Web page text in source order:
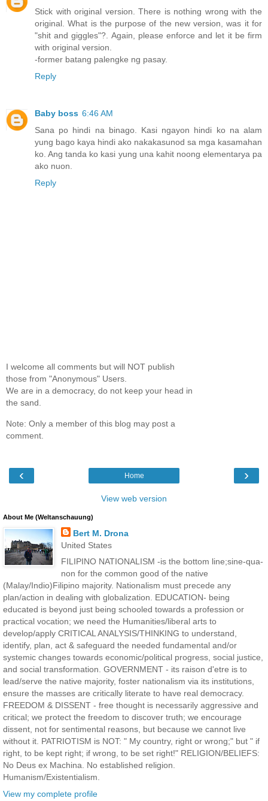
Stick with original version. There is nothing wrong with the
original. What is the purpose of the new version, was it for
"shit and giggles"?. Again, please enforce and let it be firm
with original version.
-former batang palengke ng pasay.
Reply
Baby boss 6:46 AM
Sana po hindi na binago. Kasi ngayon hindi ko na alam
yung bago kaya hindi ako nakakasunod sa mga kasamahan
ko. Ang tanda ko kasi yung una kahit noong elementarya pa
ako nuon.
Reply
I welcome all comments but will NOT publish
those from "Anonymous" Users.
We are in a democracy, do not keep your head in
the sand.
Note: Only a member of this blog may post a
comment.
‹ ›
Home
View web version
About Me (Weltanschauung)
Bert M. Drona
United States
FILIPINO NATIONALISM -is the bottom line;sine-qua-
non for the common good of the native
(Malay/Indio)Filipino majority. Nationalism must precede any
plan/action in dealing with globalization. EDUCATION- being
educated is beyond just being schooled towards a profession or
practical vocation; we need the Humanities/liberal arts to
develop/apply CRITICAL ANALYSIS/THINKING to understand,
identify, plan, act & safeguard the needed fundamental and/or
systemic changes towards economic/political progress, social justice,
and social transformation. GOVERNMENT - its raison d'etre is to
lead/serve the native majority, foster nationalism via its institutions,
ensure the masses are critically literate to have real democracy.
FREEDOM & DISSENT - free thought is necessarily aggressive and
critical; we protect the freedom to discover truth; we encourage
dissent, not for sentimental reasons, but because we cannot live
without it. PATRIOTISM is NOT: " My country, right or wrong;" but " if
right, to be kept right; if wrong, to be set right!" RELIGION/BELIEFS:
No Deus ex Machina. No established religion.
Humanism/Existentialism.
View my complete profile